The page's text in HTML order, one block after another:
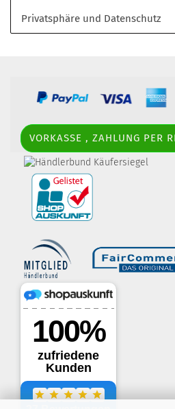
Privatsphäre und Datenschutz
VORKASSE , ZAHLUNG PER